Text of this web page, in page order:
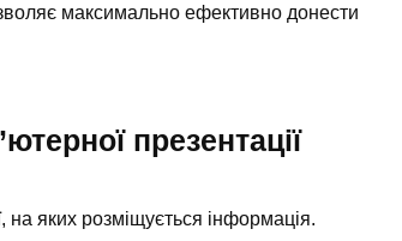
максимально ефективно донести
презентації
на яких розміщується інформація.